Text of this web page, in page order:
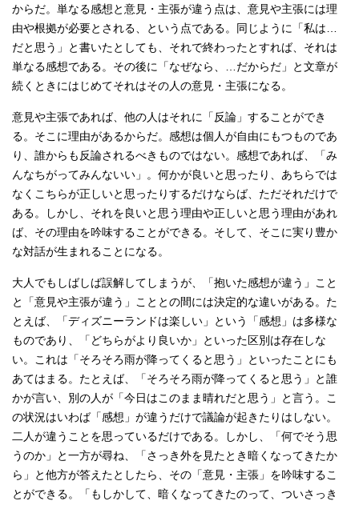
からだ。単なる感想と意見・主張が違う点は、意見や主張には理
由や根拠が必要とされる、という点である。同じように「私は…
だと思う」と書いたとしても、それで終わったとすれば、それは
単なる感想である。その後に「なぜなら、…だからだ」と文章が
続くときにはじめてそれはその人の意見・主張になる。
意見や主張であれば、他の人はそれに「反論」することができ
る。そこに理由があるからだ。感想は個人が自由にもつものであ
り、誰からも反論されるべきものではない。感想であれば、「み
んなちがってみんないい」。何かが良いと思ったり、あちらでは
なくこちらが正しいと思ったりするだけならば、ただそれだけで
ある。しかし、それを良いと思う理由や正しいと思う理由があれ
ば、その理由を吟味することができる。そして、そこに実り豊か
な対話が生まれることになる。
大人でもしばしば誤解してしまうが、「抱いた感想が違う」こと
と「意見や主張が違う」こととの間には決定的な違いがある。た
とえば、「ディズニーランドは楽しい」という「感想」は多様な
ものであり、「どちらがより良いか」といった区別は存在しな
い。これは「そろそろ雨が降ってくると思う」といったことにも
あてはまる。たとえば、「そろそろ雨が降ってくると思う」と誰
かが言い、別の人が「今日はこのまま晴れだと思う」と言う。こ
の状況はいわば「感想」が違うだけで議論が起きたりはしない。
二人が違うことを思っているだけである。しかし、「何でそう思
うのか」と一方が尋ね、「さっき外を見たとき暗くなってきたか
ら」と他方が答えたとしたら、その「意見・主張」を吟味するこ
とができる。「もしかして、暗くなってきたのって、ついさっき